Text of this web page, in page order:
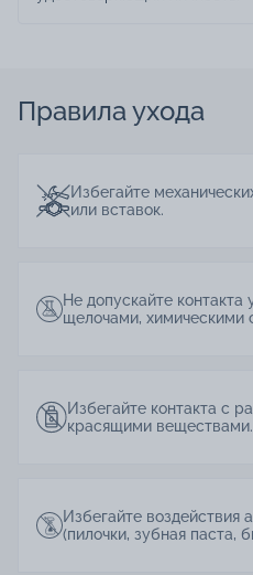
Правила ухода
Избегайте
или вставок.
Не допускайте
щелочами, химическими
Избегайте контакта с
красящими веществами.
Избегайте воздействия
(пилочки, зубная паста,